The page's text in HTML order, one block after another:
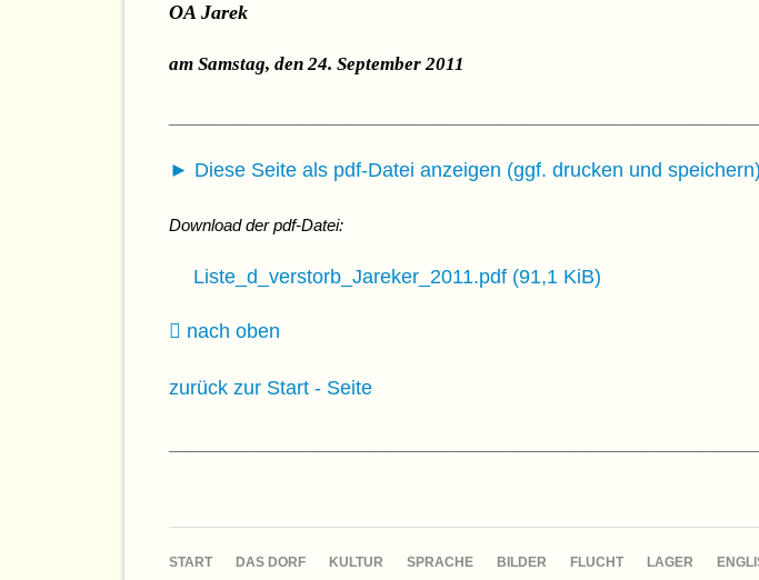
OA Jarek
am Samstag, den 24. September 2011
► Diese Seite als pdf-Datei anzeigen (ggf. drucken und
Download der pdf-Datei:
Liste_d_verstorb_Jareker_2011.pdf (91,1 KiB)
nach oben
zurück zur Start - Seite
NAVIGATION
START DAS DORF KULTUR SPRACHE BILDER FLUCHT LAGER